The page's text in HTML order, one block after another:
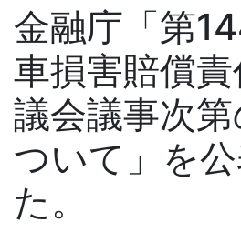
金融庁「第
車損害賠償
議会議事次
ついて」を
た。